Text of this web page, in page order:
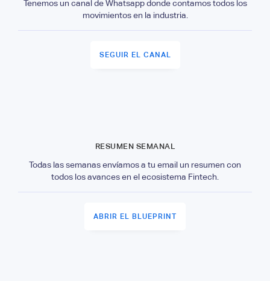
Tenemos un canal de Whatsapp donde contamos todos los
movimientos en la industria.
SEGUIR EL CANAL
RESUMEN SEMANAL
Todas las semanas envíamos a tu email un resumen con
todos los avances en el ecosistema Fintech.
ABRIR EL BLUEPRINT